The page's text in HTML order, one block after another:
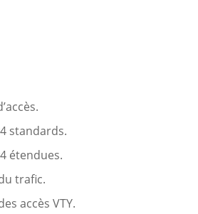
standards.
étendues.
trafic.
accès VTY.